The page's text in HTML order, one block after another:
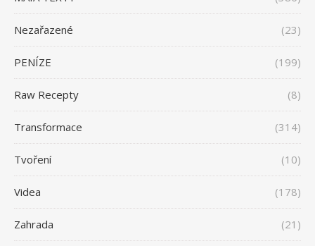
Nezařazené (23)
PENÍZE (199)
Raw Recepty (8)
Transformace (314)
Tvoření (10)
Videa (178)
Zahrada (21)